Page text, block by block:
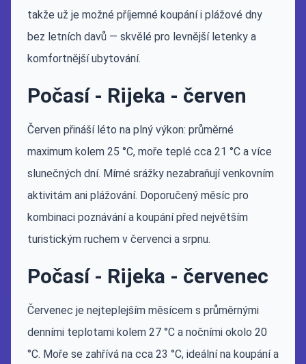
takže už je možné příjemné koupání i plážové dny
bez letních davů — skvělé pro levnější letenky a
komfortnější ubytování.
Počasí - Rijeka - červen
Červen přináší léto na plný výkon: průměrné
maximum kolem 25 °C, moře teplé cca 21 °C a více
slunečných dní. Mírné srážky nezabraňují venkovním
aktivitám ani plážování. Doporučený měsíc pro
kombinaci poznávání a koupání před největším
turistickým ruchem v červenci a srpnu.
Počasí - Rijeka - červenec
Červenec je nejteplejším měsícem s průměrnými
denními teplotami kolem 27 °C a nočními okolo 20
°C. Moře se zahřívá na cca 23 °C, ideální na koupání a